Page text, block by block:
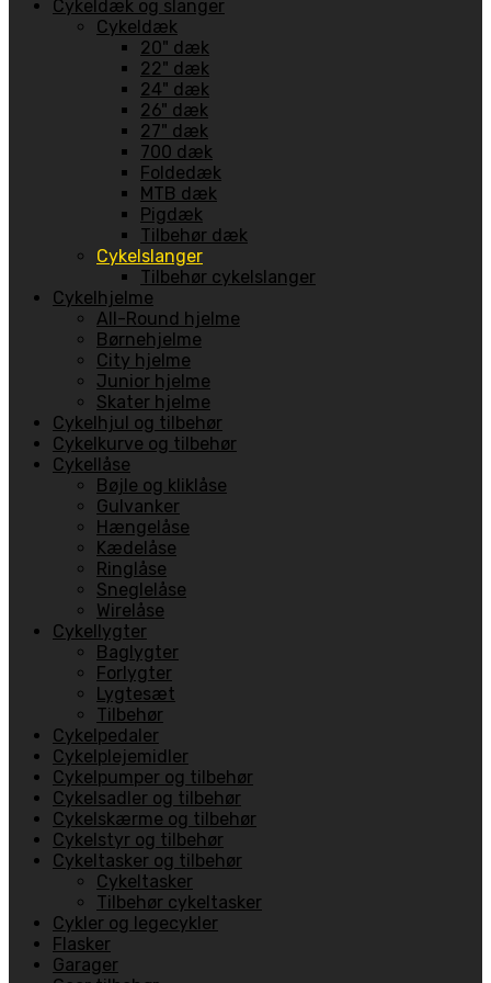
Cykeldæk og slanger
Cykeldæk
20" dæk
22" dæk
24" dæk
26" dæk
27" dæk
700 dæk
Foldedæk
MTB dæk
Pigdæk
Tilbehør dæk
Cykelslanger
Tilbehør cykelslanger
Cykelhjelme
All-Round hjelme
Børnehjelme
City hjelme
Junior hjelme
Skater hjelme
Cykelhjul og tilbehør
Cykelkurve og tilbehør
Cykellåse
Bøjle og kliklåse
Gulvanker
Hængelåse
Kædelåse
Ringlåse
Sneglelåse
Wirelåse
Cykellygter
Baglygter
Forlygter
Lygtesæt
Tilbehør
Cykelpedaler
Cykelplejemidler
Cykelpumper og tilbehør
Cykelsadler og tilbehør
Cykelskærme og tilbehør
Cykelstyr og tilbehør
Cykeltasker og tilbehør
Cykeltasker
Tilbehør cykeltasker
Cykler og legecykler
Flasker
Garager